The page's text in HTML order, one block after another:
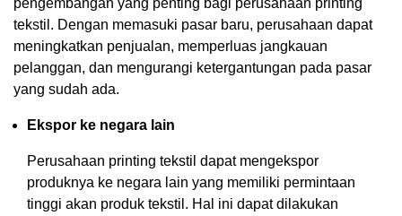
tekstil. Dengan memasuki pasar baru, perusahaan dapat
meningkatkan penjualan, memperluas jangkauan
pelanggan, dan mengurangi ketergantungan pada pasar
yang sudah ada.
Ekspor ke negara lain
Perusahaan printing tekstil dapat mengekspor
produknya ke negara lain yang memiliki permintaan
tinggi akan produk tekstil. Hal ini dapat dilakukan